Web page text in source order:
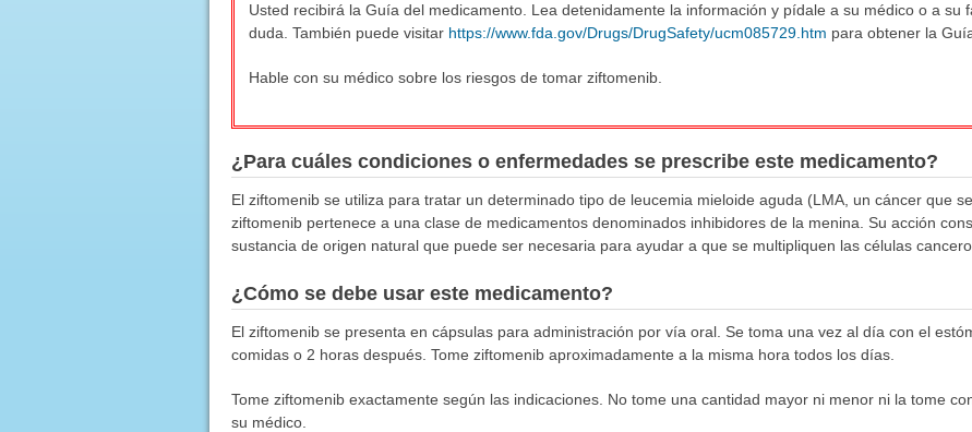
Usted recibirá la Guía del medicamento. Lea detenidamente la información y pídale a su médico o a su
duda. También puede visitar https://www.fda.gov/Drugs/DrugSafety/ucm085729.htm para obtener la
Hable con su médico sobre los riesgos de tomar ziftomenib.
¿Para cuáles condiciones o enfermedades se prescribe este medicamento?
El ziftomenib se utiliza para tratar un determinado tipo de leucemia mieloide aguda (LMA, un cáncer que
ziftomenib pertenece a una clase de medicamentos denominados inhibidores de la menina. Su acción
sustancia de origen natural que puede ser necesaria para ayudar a que se multipliquen las células
¿Cómo se debe usar este medicamento?
El ziftomenib se presenta en cápsulas para administración por vía oral. Se toma una vez al día con el
comidas o 2 horas después. Tome ziftomenib aproximadamente a la misma hora todos los días.
Tome ziftomenib exactamente según las indicaciones. No tome una cantidad mayor ni menor ni la tome
su médico.